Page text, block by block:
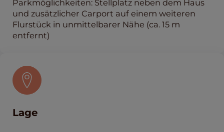
Parkmöglichkeiten: Stellplatz neben dem Haus
und zusätzlicher Carport auf einem weiteren
Flurstück in unmittelbarer Nähe (ca. 15 m
entfernt)
Lage